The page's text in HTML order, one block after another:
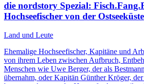
die nordstory Spezial:
Hochseefischer von der Ostseeküste
Land und Leute
Ehemalige Hochseefischer, Kapitäne und
von ihrem Leben zwischen Aufbruch,
Menschen wie Uwe Berger, der als
übernahm, oder Kapitän Günther Kröger,